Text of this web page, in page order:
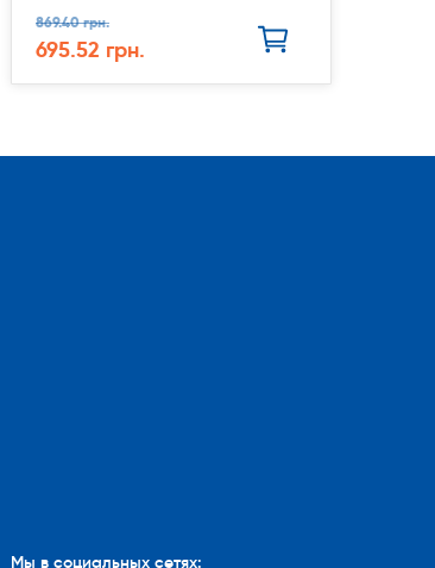
869.40 грн.
695.52 грн.
Мы в социальных сетях: